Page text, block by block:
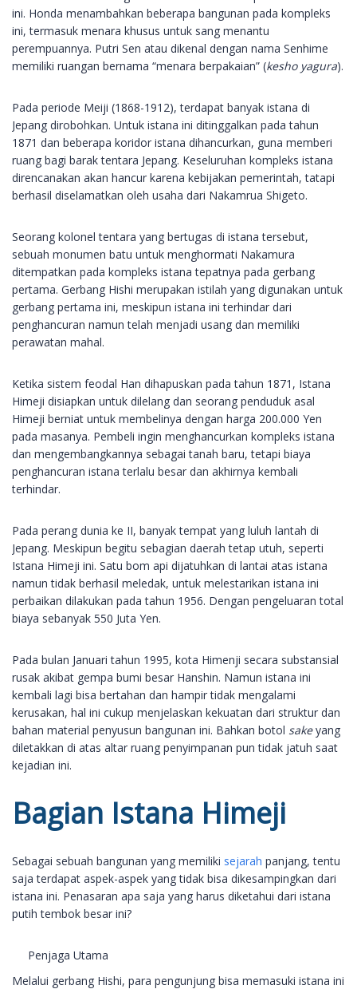
ini. Honda menambahkan beberapa bangunan pada kompleks
ini, termasuk menara khusus untuk sang menantu
perempuannya. Putri Sen atau dikenal dengan nama Senhime
memiliki ruangan bernama “menara berpakaian” (kesho yagura).
Pada periode Meiji (1868-1912), terdapat banyak istana di
Jepang dirobohkan. Untuk istana ini ditinggalkan pada tahun
1871 dan beberapa koridor istana dihancurkan, guna memberi
ruang bagi barak tentara Jepang. Keseluruhan kompleks istana
direncanakan akan hancur karena kebijakan pemerintah, tatapi
berhasil diselamatkan oleh usaha dari Nakamrua Shigeto.
Seorang kolonel tentara yang bertugas di istana tersebut,
sebuah monumen batu untuk menghormati Nakamura
ditempatkan pada kompleks istana tepatnya pada gerbang
pertama. Gerbang Hishi merupakan istilah yang digunakan untuk
gerbang pertama ini, meskipun istana ini terhindar dari
penghancuran namun telah menjadi usang dan memiliki
perawatan mahal.
Ketika sistem feodal Han dihapuskan pada tahun 1871, Istana
Himeji disiapkan untuk dilelang dan seorang penduduk asal
Himeji berniat untuk membelinya dengan harga 200.000 Yen
pada masanya. Pembeli ingin menghancurkan kompleks istana
dan mengembangkannya sebagai tanah baru, tetapi biaya
penghancuran istana terlalu besar dan akhirnya kembali
terhindar.
Pada perang dunia ke II, banyak tempat yang luluh lantah di
Jepang. Meskipun begitu sebagian daerah tetap utuh, seperti
Istana Himeji ini. Satu bom api dijatuhkan di lantai atas istana
namun tidak berhasil meledak, untuk melestarikan istana ini
perbaikan dilakukan pada tahun 1956. Dengan pengeluaran total
biaya sebanyak 550 Juta Yen.
Pada bulan Januari tahun 1995, kota Himenji secara substansial
rusak akibat gempa bumi besar Hanshin. Namun istana ini
kembali lagi bisa bertahan dan hampir tidak mengalami
kerusakan, hal ini cukup menjelaskan kekuatan dari struktur dan
bahan material penyusun bangunan ini. Bahkan botol sakeyang
diletakkan di atas altar ruang penyimpanan pun tidak jatuh saat
kejadian ini.
Bagian Istana Himeji
Sebagai sebuah bangunan yang memiliki sejarah panjang, tentu
saja terdapat aspek-aspek yang tidak bisa dikesampingkan dari
istana ini. Penasaran apa saja yang harus diketahui dari istana
putih tembok besar ini?
Penjaga Utama
Melalui gerbang Hishi, para pengunjung bisa memasuki istana ini